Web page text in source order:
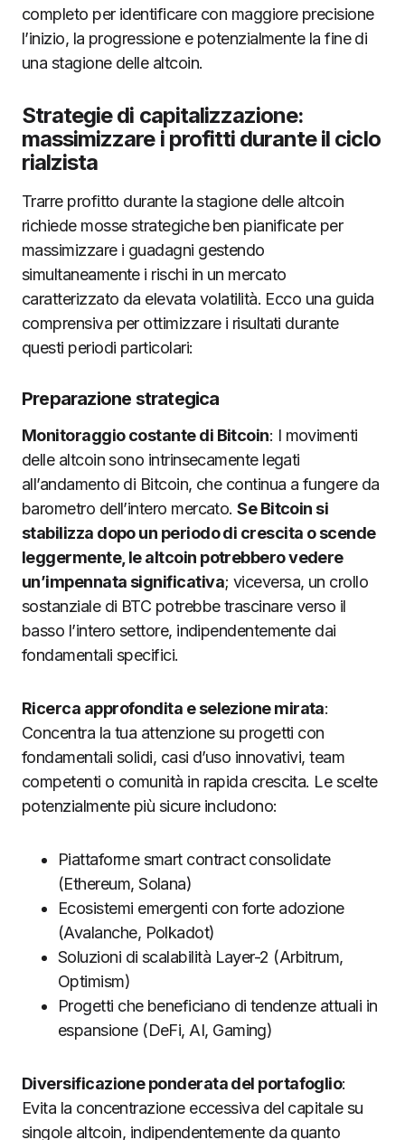
completo per identificare con maggiore precisione
l’inizio, la progressione e potenzialmente la fine di
una stagione delle altcoin.
Strategie di capitalizzazione:
massimizzare i profitti durante il ciclo
rialzista
Trarre profitto durante la stagione delle altcoin
richiede mosse strategiche ben pianificate per
massimizzare i guadagni gestendo
simultaneamente i rischi in un mercato
caratterizzato da elevata volatilità. Ecco una guida
comprensiva per ottimizzare i risultati durante
questi periodi particolari:
Preparazione strategica
Monitoraggio costante di Bitcoin: I movimenti
delle altcoin sono intrinsecamente legati
all’andamento di Bitcoin, che continua a fungere da
barometro dell’intero mercato.Se Bitcoin si
stabilizza dopo un periodo di crescita o scende
leggermente, le altcoin potrebbero vedere
un’impennata significativa; viceversa, un crollo
sostanziale di BTC potrebbe trascinare verso il
basso l’intero settore, indipendentemente dai
fondamentali specifici.
Ricerca approfondita e selezione mirata:
Concentra la tua attenzione su progetti con
fondamentali solidi, casi d’uso innovativi, team
competenti o comunità in rapida crescita. Le scelte
potenzialmente più sicure includono:
Piattaforme smart contract consolidate
(Ethereum, Solana)
Ecosistemi emergenti con forte adozione
(Avalanche, Polkadot)
Soluzioni di scalabilità Layer-2 (Arbitrum,
Optimism)
Progetti che beneficiano di tendenze attuali in
espansione (DeFi, AI, Gaming)
Diversificazione ponderata del portafoglio:
Evita la concentrazione eccessiva del capitale su
singole altcoin, indipendentemente da quanto